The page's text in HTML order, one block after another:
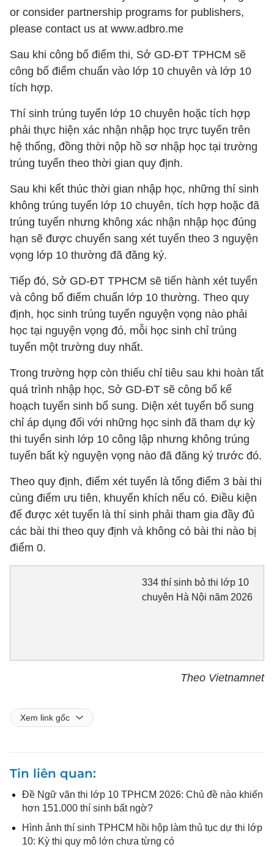
or consider partnership programs for publishers,
please contact us at www.adbro.me
Sau khi công bố điểm thi, Sở GD-ĐT TPHCM sẽ
công bố điểm chuẩn vào lớp 10 chuyên và lớp 10
tích hợp.
Thí sinh trúng tuyển lớp 10 chuyên hoặc tích hợp
phải thực hiện xác nhận nhập học trực tuyến trên
hệ thống, đồng thời nộp hồ sơ nhập học tại trường
trúng tuyển theo thời gian quy định.
Sau khi kết thúc thời gian nhập học, những thí sinh
không trúng tuyển lớp 10 chuyên, tích hợp hoặc đã
trúng tuyển nhưng không xác nhận nhập học đúng
hạn sẽ được chuyển sang xét tuyển theo 3 nguyện
vọng lớp 10 thường đã đăng ký.
Tiếp đó, Sở GD-ĐT TPHCM sẽ tiến hành xét tuyển
và công bố điểm chuẩn lớp 10 thường. Theo quy
định, học sinh trúng tuyển nguyện vọng nào phải
học tại nguyện vọng đó, mỗi học sinh chỉ trúng
tuyển một trường duy nhất.
Trong trường hợp còn thiếu chỉ tiêu sau khi hoàn tất
quá trình nhập học, Sở GD-ĐT sẽ công bố kế
hoạch tuyển sinh bổ sung. Diện xét tuyển bổ sung
chỉ áp dụng đối với những học sinh đã tham dự kỳ
thi tuyển sinh lớp 10 công lập nhưng không trúng
tuyển bất kỳ nguyện vọng nào đã đăng ký trước đó.
Theo quy định, điểm xét tuyển là tổng điểm 3 bài thi
cùng điểm ưu tiên, khuyến khích nếu có. Điều kiện
để được xét tuyển là thí sinh phải tham gia đầy đủ
các bài thi theo quy định và không có bài thi nào bị
điểm 0.
334 thí sinh bỏ thi lớp 10
chuyên Hà Nội năm 2026
Theo Vietnamnet
Xem link gốc
Tin liên quan
Đề Ngữ văn thi lớp 10 TPHCM 2026: Chủ đề nào khiến
hơn 151.000 thí sinh bất ngờ?
Hình ảnh thí sinh TPHCM hồi hộp làm thủ tục dự thi lớp
10: Kỳ thi quy mô lớn chưa từng có